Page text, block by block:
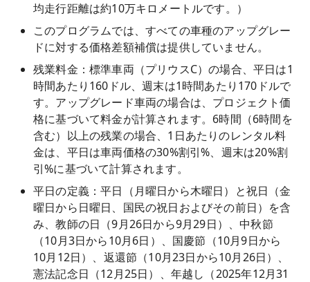
均走行距離は約10万キロメートルです。）
このプログラムでは、すべての車種のアップグレー
ドに対する価格差額補償は提供していません。
残業料金：標準車両（プリウスC）の場合、平日は1
時間あたり160ドル、週末は1時間あたり170ドルで
す。アップグレード車両の場合は、プロジェクト価
格に基づいて料金が計算されます。6時間（6時間を
含む）以上の残業の場合、1日あたりのレンタル料
金は、平日は車両価格の30%割引%、週末は20%割
引%に基づいて計算されます。
平日の定義：平日（月曜日から木曜日）と祝日（金
曜日から日曜日、国民の祝日およびその前日）を含
み、教師の日（9月26日から9月29日）、中秋節
（10月3日から10月6日）、国慶節（10月9日から
10月12日）、返還節（10月23日から10月26日）、
憲法記念日（12月25日）、年越し（2025年12月31